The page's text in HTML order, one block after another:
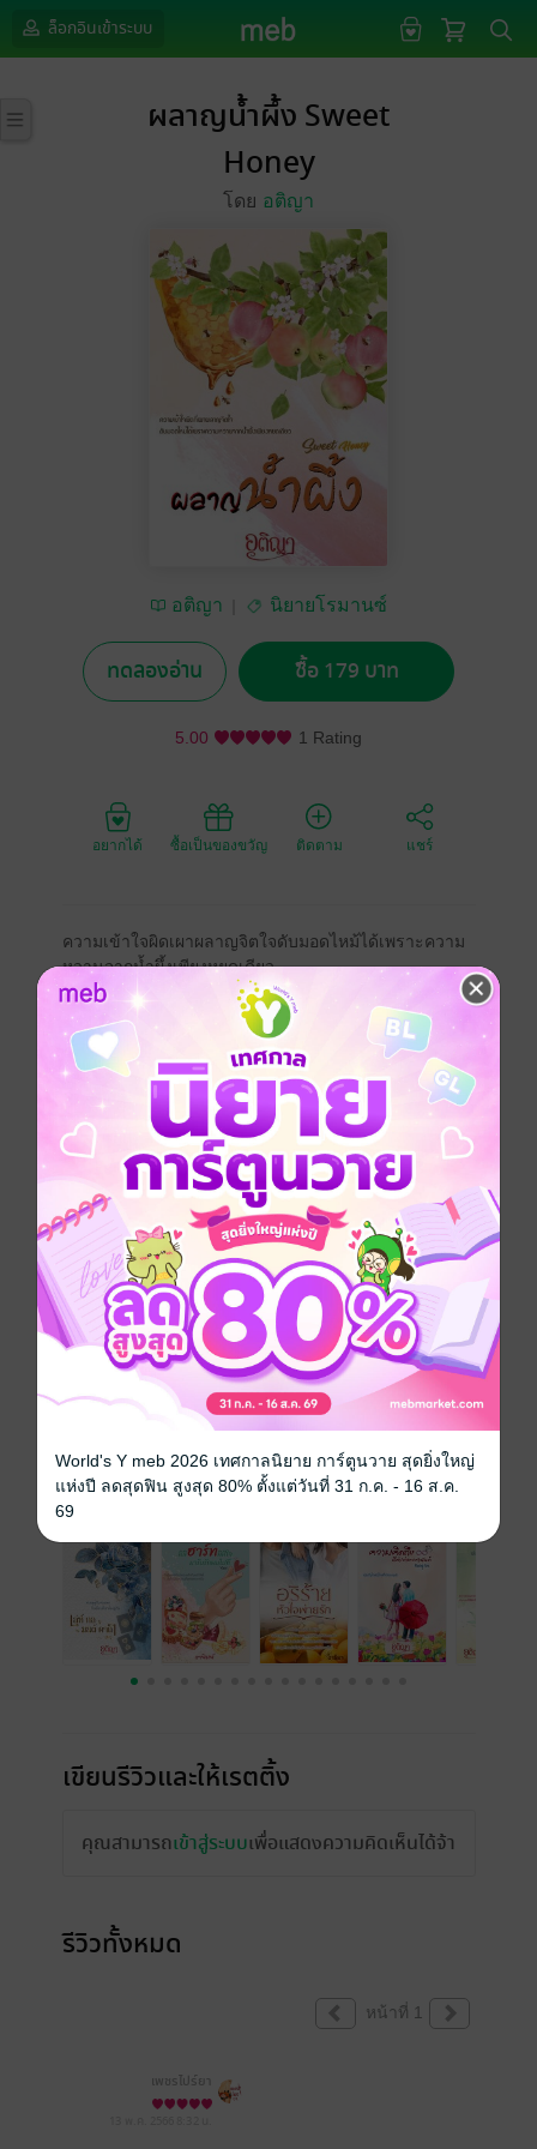
ล็อกอินเข้าระบบ
ผลาญน้ำผึ้ง Sweet
Honey
โดย อติญา
อติญา นิยายโรมานซ์
ทดลองอ่าน ซื้อ 179 บาท
5.00 1 Rating
อยากได้ ซื้อเป็นของขวัญ ติดตาม แชร์
ความเข้าใจผิดเผาผลาญจิตใจดับมอดไหม้ได้เพราะความ
หวานจากน้ำผึ้งเพียงหยดเดียว
เมื่อความชิงชังเกิดขึ้นในจิตใจของน้องสาวเขาฐานะพี่
ชายจึงต้องช่วยแก้ไขปัญหาเพื่อให้บรรเทาตามกำลังหลัง
จากทนฟังความข้างเดียวมาเป็นเวลาเนิ่นนานและเมื่อมา
ถึงวันที่ได้พบกับคนต้นเรื่องแบบตัวเป็นๆ จึงได้รู้ว่าเรื่องที่
เขาเล่าว่าทั้งหลายทั้งมวลนั้นล้วนไม่มีอะไรเลยที่เข้าใกล้
ความเป็นจริง แต่ก็ต้องขอบคุณในความเข้าใจผิดที่ทำให้
ได้รู้ว่าหัวใจที่ด้านชาก็สามารถกลับมาเต้นแรงอีกครั้ง
โรมานซ์ โรแมนติก ครอบครัว ความรัก
ประเภทไฟล์ pdf, epub(สารบัญ)
วันที่วางขาย 27 มกราคม 2566
ความยาว 236 หน้า (≈ 50,074 คำ)
เรื่องที่คุณน่าจะสนใจ
เขียนรีวิวและให้เรตติ้ง
คุณสามารถเข้าสู่ระบบเพื่อแสดงความคิดเห็นได้จ้า
รีวิวทั้งหมด
หน้าที่ 1
เพชรไปร์ยา
World's Y meb 2026 เทศกาลนิยาย การ์ตูนวาย สุดยิ่งใหญ่
แห่งปี ลดสุดฟิน สูงสุด 80% ตั้งแต่วันที่ 31 ก.ค. - 16 ส.ค.
69